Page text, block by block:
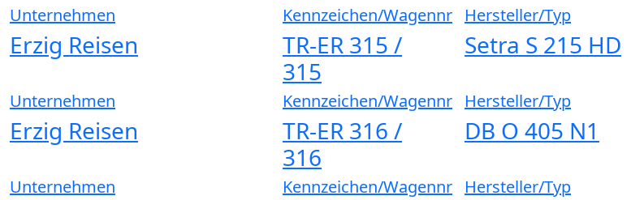
Unternehmen
Erzig Reisen
Kennzeichen/Wagennr
TR-ER 315 /
315
Hersteller/Typ
Setra S 215 HD
Unternehmen
Erzig Reisen
Kennzeichen/Wagennr
TR-ER 316 /
316
Hersteller/Typ
DB O 405 N1
Unternehmen Kennzeichen/Wagennr Hersteller/Typ